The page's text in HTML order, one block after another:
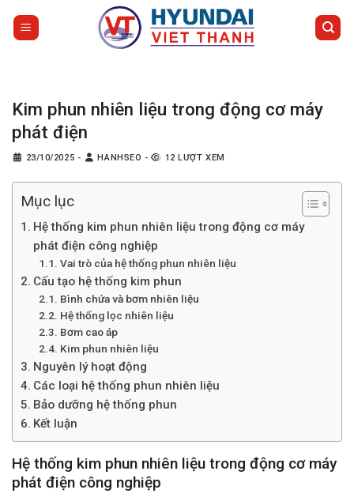
Kim phun nhiên liệu trong động cơ máy
phát điện
23/10/2025 - HANHSEO - 12 LƯỢT XEM
Mục lục
Hệ thống kim phun nhiên liệu trong động cơ máy
phát điện công nghiệp
Vai trò của hệ thống phun nhiên liệu
Cấu tạo hệ thống kim phun
Bình chứa và bơm nhiên liệu
Hệ thống lọc nhiên liệu
Bơm cao áp
Kim phun nhiên liệu
Nguyên lý hoạt động
Các loại hệ thống phun nhiên liệu
Bảo dưỡng hệ thống phun
Kết luận
Hệ thống kim phun nhiên liệu trong động cơ máy
phát điện công nghiệp